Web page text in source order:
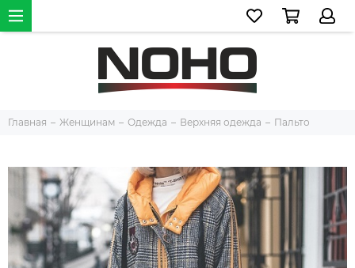
Главная Женщинам Одежда Верхняя одежда Пальто